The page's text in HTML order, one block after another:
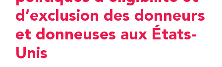
d’exclusion des donneurs
et donneuses aux États-
Unis